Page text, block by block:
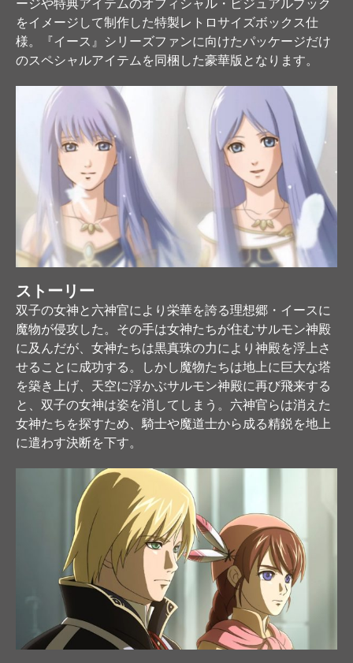
ージや特典アイテムのオフィシャル・ビジュアルブック
をイメージして制作した特製レトロサイズボックス仕
様。『イース』シリーズファンに向けたパッケージだけ
のスペシャルアイテムを同梱した豪華版となります。
ストーリー
双子の女神と六神官により栄華を誇る理想郷・イースに
魔物が侵攻した。その手は女神たちが住むサルモン神殿
に及んだが、女神たちは黒真珠の力により神殿を浮上さ
せることに成功する。しかし魔物たちは地上に巨大な塔
を築き上げ、天空に浮かぶサルモン神殿に再び飛来する
と、双子の女神は姿を消してしまう。六神官らは消えた
女神たちを探すため、騎士や魔道士から成る精鋭を地上
に遣わす決断を下す。